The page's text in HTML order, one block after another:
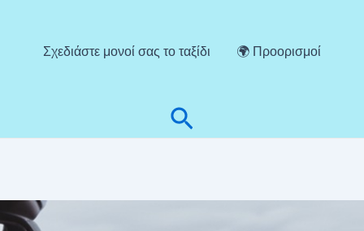
Σχεδιάστε μονοί σας το ταξίδι 🌍 Προορισμοί
Αναζήτηση